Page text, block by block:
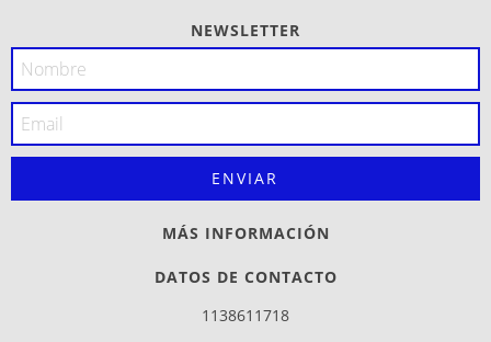
NEWSLETTER
MÁS INFORMACIÓN
DATOS DE CONTACTO
1138611718